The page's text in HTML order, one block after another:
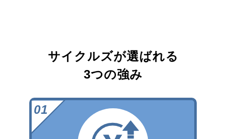
サイクルズが選ばれる
3つの強み